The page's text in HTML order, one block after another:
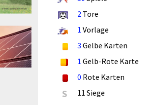
2 Tore
1 Vorlage
3 Gelbe Karten
1 Gelb-Rote Karte
0 Rote Karten
S 11 Siege